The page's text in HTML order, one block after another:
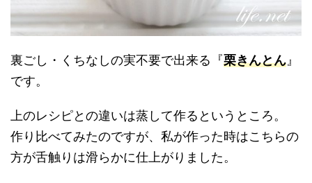
裏ごし・くちなしの実不要で出来る『栗きんとん 』
です。
上のレシピとの違いは蒸して作るというところ。
作り比べてみたのですが、私が作った時はこちらの
方が舌触りは滑らかに仕上がりました。